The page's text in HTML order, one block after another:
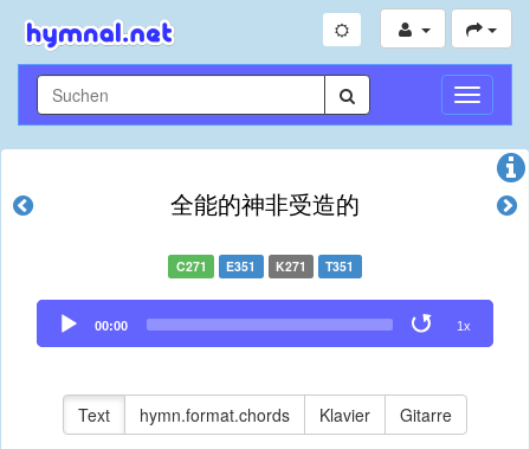
全能的神非受造的
C271 E351 K271 T351
Audio
Player
00:00 1x
Text hymn.format.chords Klavier Gitarre